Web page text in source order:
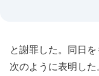
と謝罪した。同日
次のように表明した